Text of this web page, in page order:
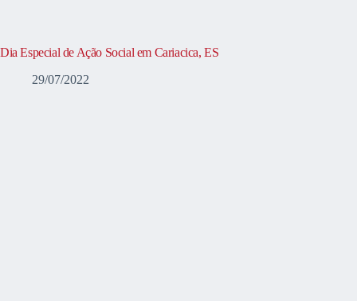
Dia Especial de Ação Social em Cariacica, ES
29/07/2022